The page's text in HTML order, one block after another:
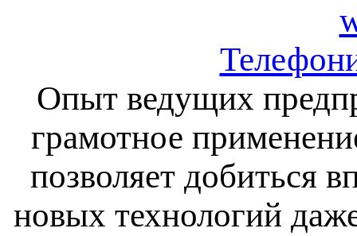
Опыт ведущих
грамотное
позволяет добиться
новых технологий